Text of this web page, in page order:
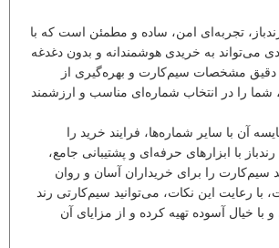
تجربه‌ای امن، ساده و مطمئن است که با
می‌تواند به خریدی هوشمندانه و بدون دغدغه
مشخصات سیم‌کارت و بهره‌گیری از
را در انتخاب شماره‌ای مناسب و ارزشمند
آن با سایر شماره‌ها، فرایند خرید را
با ابزارهای حرفه‌ای و پشتیبانی جامع،
سیم‌کارت را برای خریداران آسان و روان
با رعایت این نکات، می‌توانید سیم‌کارتی رند
با خیال آسوده تهیه کرده و از مزایای آن